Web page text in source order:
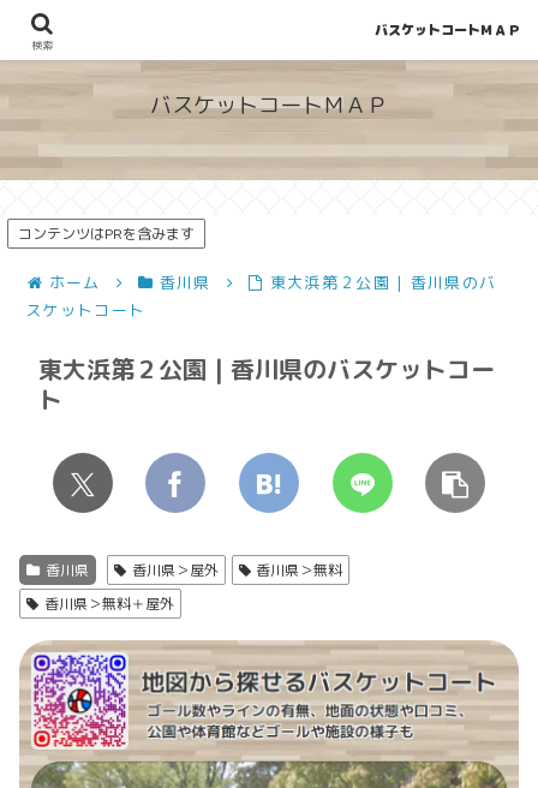
地図から探せる！穴場が見つかるバスケットコート情報
バスケットコートＭＡＰ
コンテンツはPRを含みます
ホーム 香川県
東大浜第２公園 | 香川県のバ
スケットコート
東大浜第２公園 | 香川県のバスケットコー
ト
香川県 香川県＞屋外
香川県＞無料
香川県＞無料＋屋外
検索
バスケットコートＭＡＰ